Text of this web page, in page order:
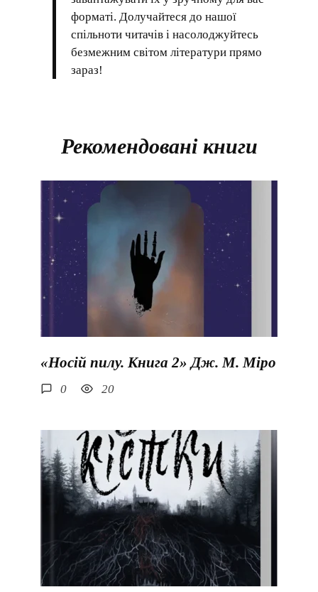
форматі. Долучайтеся до нашої
спільноти читачів і насолоджуйтесь
безмежним світом літератури прямо
зараз!
Рекомендовані книги
«Носій пилу. Книга 2» Дж. М. Міро
0 20